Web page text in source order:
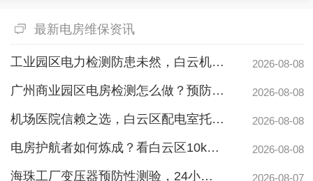
最新电房维保资讯
工业园区电力检测防患未然，白云机安预防性试验护航安全生产 2026-08-08
广州商业园区电房检测怎么做？预防性试验守护电力安全 2026-08-08
机场医院信赖之选，白云区配电室托管公司护航高频稳定用电 2026-08-08
电房护航者如何炼成？看白云区10kv配电房维保公司如何守护商业园区与地标脉搏 2026-08-08
海珠工厂变压器预防性测验，24小时生产不断电的守护神 2026-08-07